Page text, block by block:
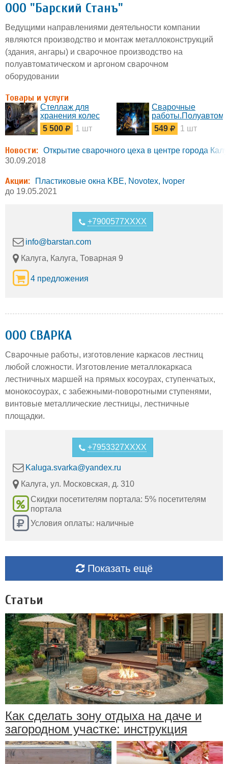
ООО "Барский Станъ"
Ведущими направлениями деятельности компании
являются производство и монтаж металлоконструкций
(здания, ангары) и сварочное производство на
полуавтоматическом и аргоном сварочном
оборудовании
Товары и услуги
Стеллаж для
хранения колес
5 500
1 шт
Сварочные
549
1 шт
Новости: Открытие сварочного цеха в центре города
30.09.2018
Акции:
Пластиковые окна KBE, Novotex, Ivoper
до 19.05.2021
+7900577XXXX
info@barstan.com
Калуга, Калуга, Товарная 9
4 предложения
ООО СВАРКА
Сварочные работы, изготовление каркасов лестниц
любой сложности. Изготовление металлокаркаса
лестничных маршей на прямых косоурах, ступенчатых,
монокосоурах, с забежными-поворотными ступенями,
винтовые металлические лестницы, лестничные
площадки.
+7953327XXXX
Kaluga.svarka@yandex.ru
Калуга, ул. Московская, д. 310
Скидки посетителям портала: 5% посетителям
портала
Условия оплаты: наличные
Показать ещё
Статьи
Как сделать зону отдыха на даче и
загородном участке: инструкция